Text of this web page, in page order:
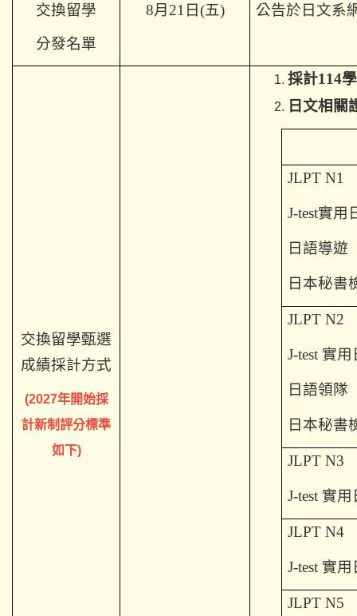
交換留學
分發名單
8月21日(五) 公告於日文系
交換留學甄選
成績採計方式
(2027年開始採
計新制評分標準
如下)
採計114
日文相關
JLPT N1
J-test實用
日語導遊
日本秘書
JLPT N2
J-test 實用
日語領隊
日本秘書
JLPT N3
J-test 實用
JLPT N4
J-test 實用
JLPT N5